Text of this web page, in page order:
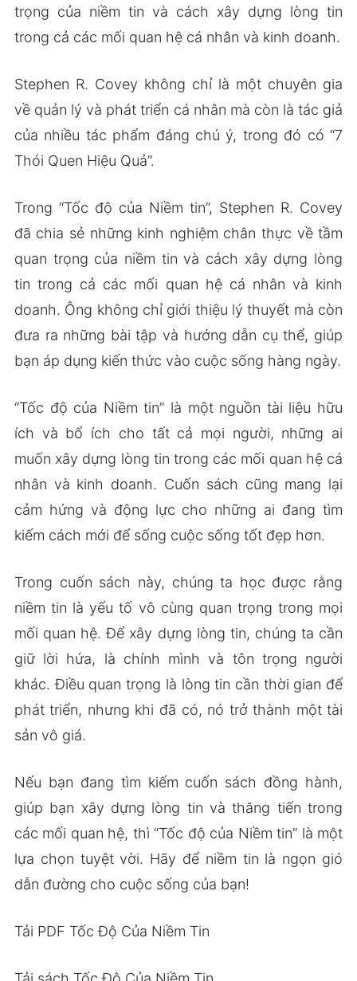
trọng của niềm tin và cách xây dựng lòng tin
trong cả các mối quan hệ cá nhân và kinh doanh.
Stephen R. Covey không chỉ là một chuyên gia
về quản lý và phát triển cá nhân mà còn là tác giả
của nhiều tác phẩm đáng chú ý, trong đó có “7
Thói Quen Hiệu Quả”.
Trong “Tốc độ của Niềm tin”, Stephen R. Covey
đã chia sẻ những kinh nghiệm chân thực về tầm
quan trọng của niềm tin và cách xây dựng lòng
tin trong cả các mối quan hệ cá nhân và kinh
doanh. Ông không chỉ giới thiệu lý thuyết mà còn
đưa ra những bài tập và hướng dẫn cụ thể, giúp
bạn áp dụng kiến thức vào cuộc sống hàng ngày.
“Tốc độ của Niềm tin” là một nguồn tài liệu hữu
ích và bổ ích cho tất cả mọi người, những ai
muốn xây dựng lòng tin trong các mối quan hệ cá
nhân và kinh doanh. Cuốn sách cũng mang lại
cảm hứng và động lực cho những ai đang tìm
kiếm cách mới để sống cuộc sống tốt đẹp hơn.
Trong cuốn sách này, chúng ta học được rằng
niềm tin là yếu tố vô cùng quan trọng trong mọi
mối quan hệ. Để xây dựng lòng tin, chúng ta cần
giữ lời hứa, là chính mình và tôn trọng người
khác. Điều quan trọng là lòng tin cần thời gian để
phát triển, nhưng khi đã có, nó trở thành một tài
sản vô giá.
Nếu bạn đang tìm kiếm cuốn sách đồng hành,
giúp bạn xây dựng lòng tin và thăng tiến trong
các mối quan hệ, thì “Tốc độ của Niềm tin” là một
lựa chọn tuyệt vời. Hãy để niềm tin là ngọn gió
dẫn đường cho cuộc sống của bạn!
Tải PDF Tốc Độ Của Niềm Tin